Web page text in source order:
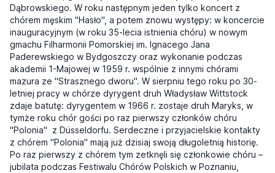
Dąbrowskiego. W roku następnym jeden tylko koncert z
chórem męskim "Hasło", a potem znowu występy: w koncercie
inauguracyjnym (w roku 35-lecia istnienia chóru) w nowym
gmachu Filharmonii Pomorskiej im. Ignacego Jana
Paderewskiego w Bydgoszczy oraz wykonanie podczas
akademii 1-Majowej w 1959 r. wspólnie z innymi chórami
mazura ze "Strasznego dworu". W sierpniu tego roku po 30-
letniej pracy w chórze dyrygent druh Władysław Wittstock
zdaje batutę: dyrygentem w 1966 r. zostaje druh Maryks, w
tymże roku chór gości po raz pierwszy członków chóru
"Polonia" z Düsseldorfu. Serdeczne i przyjacielskie kontakty
z chórem "Polonia" mają już dzisiaj swoją długoletnią historię.
Po raz pierwszy z chórem tym zetknęli się członkowie chóru –
jubilata podczas Festiwalu Chórów Polskich w Poznaniu,